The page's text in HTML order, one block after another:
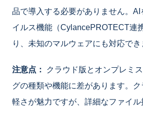
品で導入する必要がありません。AI
イルス機能（CylancePROTECT連
り、未知のマルウェアにも対応でき
注意点：
クラウド版とオンプレミ
グの種類や機能に差があります。
軽さが魅力ですが、詳細なファイ